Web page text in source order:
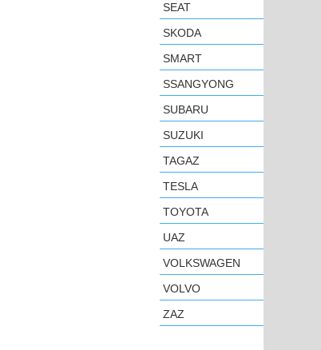
SEAT
SKODA
SMART
SSANGYONG
SUBARU
SUZUKI
TAGAZ
TESLA
TOYOTA
UAZ
VOLKSWAGEN
VOLVO
ZAZ